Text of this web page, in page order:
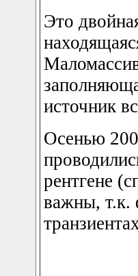
Это
источник
Осенью
рентгене
важны, т.к.